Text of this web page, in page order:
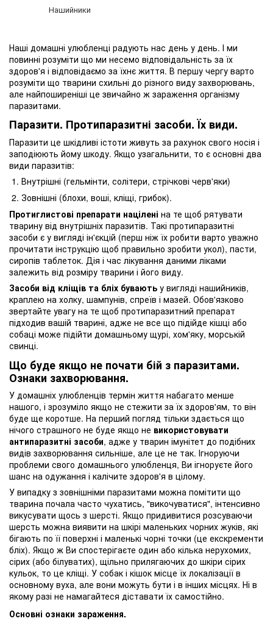
Нашийники
Наші домашні улюбленці радують нас день у день. І ми
повинні розуміти що ми несемо відповідальність за їх
здоров'я і відповідаємо за їхнє життя. В першу чергу варто
розуміти що тварини схильні до різного виду захворювань,
але найпоширеніші це звичайно ж зараження організму
паразитами.
Паразити. Протипаразитні засоби. Їх види.
Паразити це шкідливі істоти живуть за рахунок свого носія і
заподіюють йому шкоду. Якщо узагальнити, то є основні два
види паразитів:
Внутрішні (гельмінти, солітери, стрічкові черв'яки)
Зовнішні (блохи, воші, кліщі, грибок).
Протиглистові препарати націлені на те щоб рятувати
тварину від внутрішніх паразитів. Такі протипаразитні
засоби є у вигляді ін'єкцій (перш ніж їх робити варто уважно
прочитати інструкцію щоб правильно зробити укол), пасти,
сиропів таблеток. Дія і час лікування даними ліками
залежить від розміру тварини і його виду.
Засоби від кліщів та бліх бувають у вигляді нашийників,
краплею на холку, шампунів, спреїв і мазей. Обов'язково
звертайте увагу на те щоб протипаразитний препарат
підходив вашій тварині, адже не все що підійде кішці або
собаці може підійти домашньому щурі, хом'яку, морській
свинці.
Що буде якщо не почати бій з паразитами.
Ознаки захворювання.
У домашніх улюбленців термін життя набагато менше
нашого, і зрозуміло якщо не стежити за їх здоров'ям, то він
буде ще коротше. На перший погляд тільки здається що
нічого страшного не буде якщо не використовувати
антипаразитні засоби, адже у тварин імунітет до подібних
видів захворювання сильніше, але це не так. Ігноруючи
проблеми свого домашнього улюбленця, Ви ігноруєте його
шанс на одужання і калічите здоров'я в цілому.
У випадку з зовнішніми паразитами можна помітити що
тварина почала часто чухатись, "викочуватися", інтенсивно
викусувати щось з шерсті. Якщо придивитися розсуваючи
шерсть можна виявити на шкірі маленьких чорних жуків, які
бігають по її поверхні і маленькі чорні точки (це екскременти
бліх). Якщо ж Ви спостерігаєте один або кілька нерухомих,
сірих (або білуватих), щільно прилягаючих до шкіри сірих
кульок, то це кліщі. У собак і кішок місце їх локалізації в
основному вуха, але вони можуть бути і в інших місцях. Ні в
якому разі не намагайтеся діставати їх самостійно.
Основні ознаки зараження.